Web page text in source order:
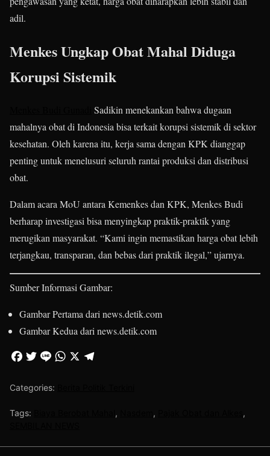
adil.
Menkes Ungkap Obat Mahal Diduga
Korupsi Sistemik
Sadikin menekankan bahwa dugaan
mahalnya obat di Indonesia bisa terkait korupsi sistemik di sektor
kesehatan. Oleh karena itu, kerja sama dengan KPK dianggap
penting untuk menelusuri seluruh rantai produksi dan distribusi
obat.
Dalam acara MoU antara Kemenkes dan KPK, Menkes Budi
berharap investigasi bisa menyingkap praktik-praktik yang
merugikan masyarakat. “Kami ingin memastikan harga obat lebih
terjangkau, transparan, dan bebas dari praktik ilegal,” ujarnya.
Sumber Informasi Gambar:
Gambar Pertama dari news.detik.com
Gambar Kedua dari news.detik.com
Categories:
Tags: , ,
,